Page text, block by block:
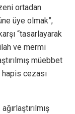
ortadan
üye olmak”,
“tasarlayarak
ve mermi
müebbet
hapis cezası